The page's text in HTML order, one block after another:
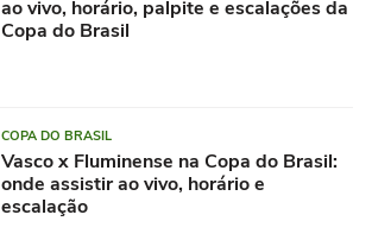
ao vivo, horário, palpite e escalações da
Copa do Brasil
COPA DO BRASIL
Vasco x Fluminense na Copa do Brasil:
onde assistir ao vivo, horário e
escalação